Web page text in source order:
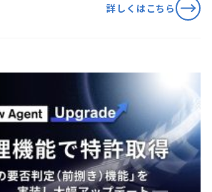
詳しくはこちら